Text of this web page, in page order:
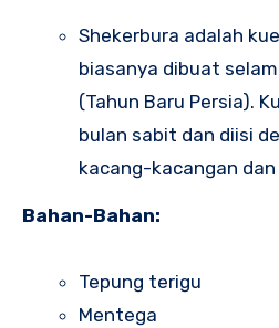
Shekerbura adalah
biasanya dibuat
(Tahun Baru Persia).
bulan sabit dan diisi
kacang-kacangan dan
Bahan-Bahan:
Tepung terigu
Mentega